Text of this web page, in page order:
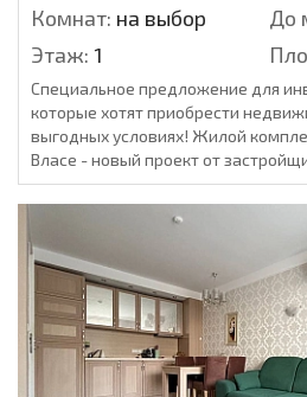
Комнат: на выбор До
Этаж: 1
Специальное предложение для
которые хотят приобрести
выгодных условиях! Жилой
Власе - новый проект от